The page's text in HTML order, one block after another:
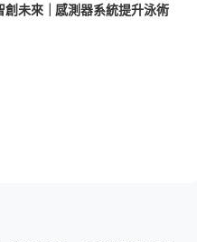
創未來｜感測器系統提升泳術